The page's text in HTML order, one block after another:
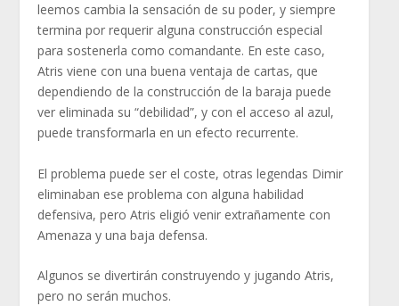
leemos cambia la sensación de su poder, y siempre
termina por requerir alguna construcción especial
para sostenerla como comandante. En este caso,
Atris viene con una buena ventaja de cartas, que
dependiendo de la construcción de la baraja puede
ver eliminada su “debilidad”, y con el acceso al azul,
puede transformarla en un efecto recurrente.
El problema puede ser el coste, otras legendas Dimir
eliminaban ese problema con alguna habilidad
defensiva, pero Atris eligió venir extrañamente con
Amenaza y una baja defensa.
Algunos se divertirán construyendo y jugando Atris,
pero no serán muchos.